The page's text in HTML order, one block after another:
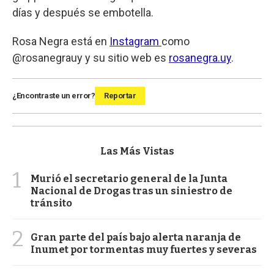
días y después se embotella.
Rosa Negra está en Instagram como
@rosanegrauy y su sitio web es rosanegra.uy.
¿Encontraste un error? Reportar
Las Más Vistas
1
Murió el secretario general de la Junta
Nacional de Drogas tras un siniestro de
tránsito
2
Gran parte del país bajo alerta naranja de
Inumet por tormentas muy fuertes y severas